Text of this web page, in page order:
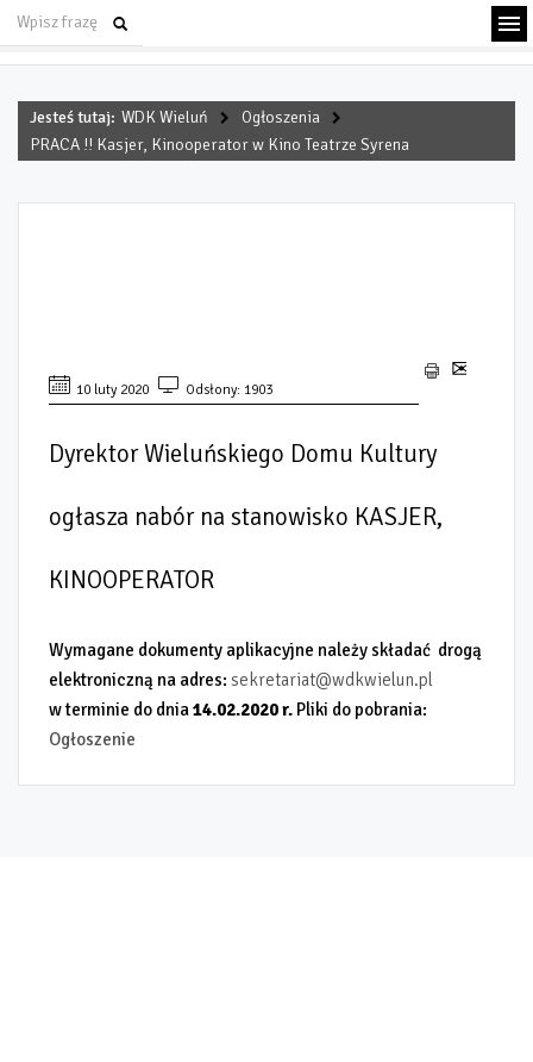
Jesteś tutaj: WDK Wieluń
Ogłoszenia
PRACA !! Kasjer, Kinooperator w Kino Teatrze Syrena
10 luty 2020 Odsłony: 1903
Dyrektor Wieluńskiego Domu Kultury
ogłasza nabór na stanowisko KASJER,
KINOOPERATOR
Wymagane dokumenty aplikacyjne należy składać drogą
elektroniczną na adres: sekretariat@wdkwielun.pl
w terminie do dnia14.02.2020 r. Pliki do pobrania:
Ogłoszenie